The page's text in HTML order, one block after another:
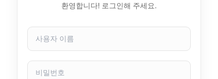
환영합니다! 로그인해 주세요.
사
자
이
비